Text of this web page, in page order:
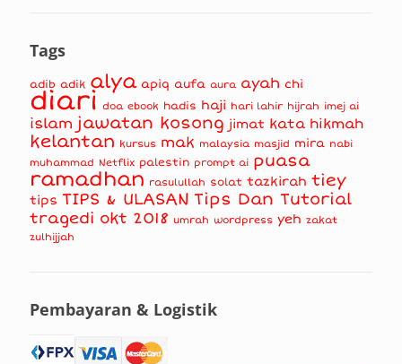
Tags
adib adik alya apiq aufa aura ayah chi
diari doa ebook hadis haji hari lahir hijrah imej ai
islam jawatan kosong jimat kata hikmah
kelantan kursus mak malaysia masjid mira nabi
muhammad Netflix palestin prompt ai puasa
ramadhan rasulullah solat tazkirah tiey
tips TIPS & ULASAN Tips Dan Tutorial
tragedi okt 2018 umrah wordpress yeh zakat
zulhijjah
Pembayaran & Logistik